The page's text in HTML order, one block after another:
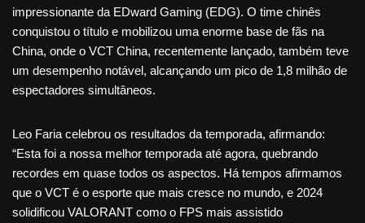
impressionante da EDward Gaming (EDG). O time chinês
conquistou o título e mobilizou uma enorme base de fãs na
China, onde o VCT China, recentemente lançado, também teve
um desempenho notável, alcançando um pico de 1,8 milhão de
espectadores simultâneos.
Leo Faria celebrou os resultados da temporada, afirmando:
“Esta foi a nossa melhor temporada até agora, quebrando
recordes em quase todos os aspectos. Há tempos afirmamos
que o VCT é o esporte que mais cresce no mundo, e 2024
solidificou VALORANT como o FPS mais assistido